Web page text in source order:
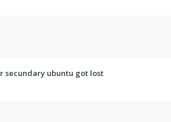
secundary ubuntu got lost